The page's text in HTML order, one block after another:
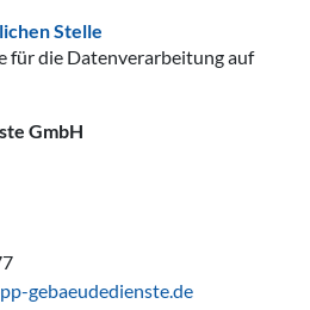
Stelle
für die Datenverarbeitung auf
GmbH
gebaeudedienste.de